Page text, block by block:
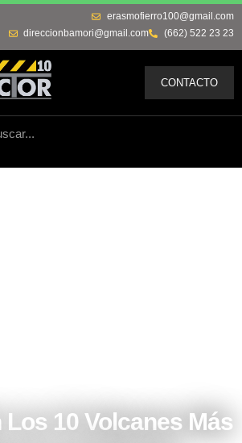
(662) 522 23 23
direccionbamori@gmail.com
erasmofierro100@gmail.com
CONTACTO
10 Volcanes Más